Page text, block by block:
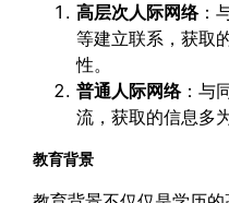
高层次人际网络：
等建立联系，获取
性。
普通人际网络：与
流，获取的信息多
教育背景